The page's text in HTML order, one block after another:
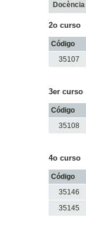
2o curso
Código
35107
3er curso
Código
35108
4o curso
Código
35146
35145